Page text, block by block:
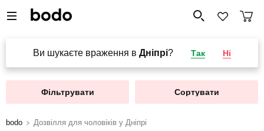
Ви шукаєте враження в Дніпрі? Так Ні
Фільтрувати Сортувати
bodo Дозвілля для чоловіків у Дніпрі